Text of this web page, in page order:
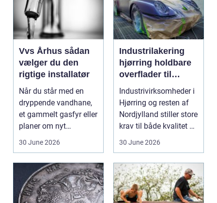
Vvs Århus sådan
vælger du den
rigtige installatør
Når du står med en
dryppende vandhane,
et gammelt gasfyr eller
planer om nyt
badeværelse, bliver
30 June 2026
Industrilakering
hjørring holdbare
overflader til
industri og erhverv
Industrivirksomheder i
Hjørring og resten af
Nordjylland stiller store
krav til både kvalitet og
hol...
30 June 2026